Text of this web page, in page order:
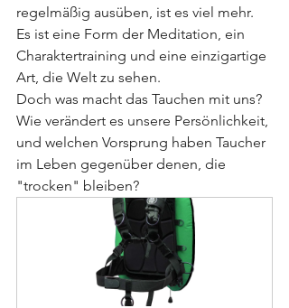
regelmäßig ausüben, ist es viel mehr.
Es ist eine Form der Meditation, ein
Charaktertraining und eine einzigartige
Art, die Welt zu sehen.
Doch was macht das Tauchen mit uns?
Wie verändert es unsere Persönlichkeit,
und welchen Vorsprung haben Taucher
im Leben gegenüber denen, die
"trocken" bleiben?